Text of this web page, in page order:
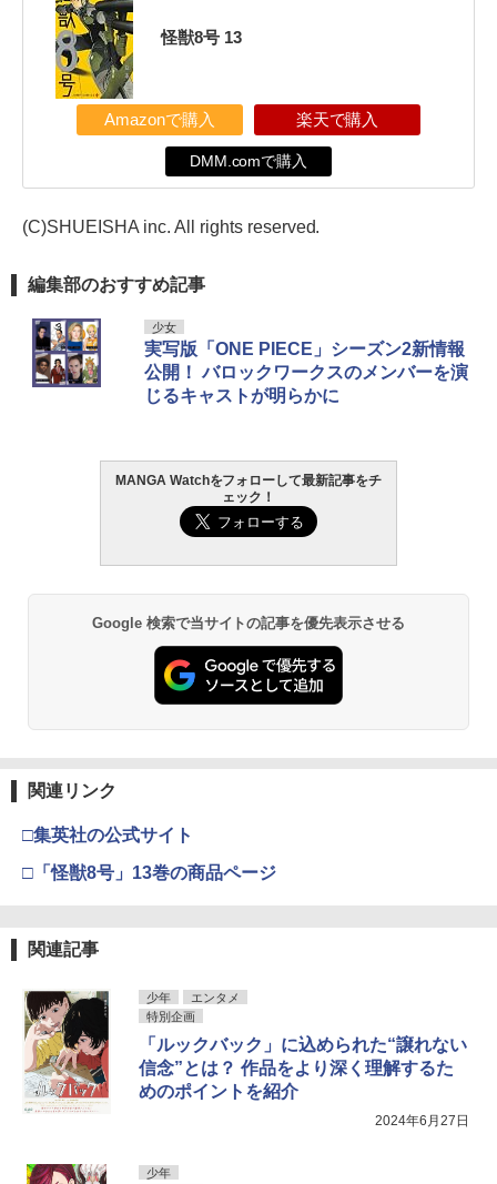
怪獣8号 13
Amazonで購入 楽天で購入
DMM.comで購入
(C)SHUEISHA inc. All rights reserved.
編集部のおすすめ記事
少女
実写版「ONE PIECE」シーズン2新情報
公開！ バロックワークスのメンバーを演
じるキャストが明らかに
MANGA Watchをフォローして最新記事をチ
ェック！
Google 検索で当サイトの記事を優先表示させる
関連リンク
□集英社の公式サイト
□「怪獣8号」13巻の商品ページ
関連記事
少年
エンタメ
特別企画
「ルックバック」に込められた“譲れない
信念”とは？ 作品をより深く理解するた
めのポイントを紹介
2024年6月27日
少年